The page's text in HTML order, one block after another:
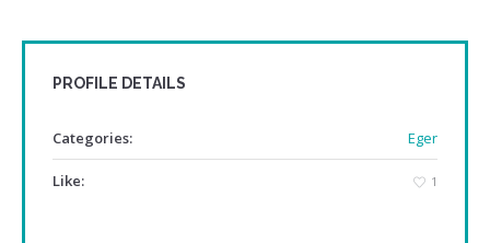
PROFILE DETAILS
Categories: Eger
Like: 1